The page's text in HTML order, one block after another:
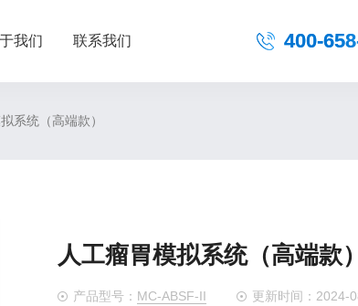
我们 联系我们 400-
系统（高端款）
人工瘤胃模拟系统（高端款）
产品型号： MC-ABSF-II 更新时间：2024-